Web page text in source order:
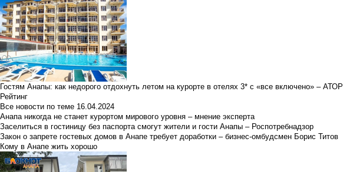
Гостям Анапы: как недорого отдохнуть летом на курорте в отелях 3* с «все включено» – АТОР
Рейтинг
Все новости по теме 16.04.2024
Анапа никогда не станет курортом мирового уровня – мнение эксперта
Заселиться в гостиницу без паспорта смогут жители и гости Анапы – Роспотребнадзор
Закон о запрете гостевых домов в Анапе требует доработки – бизнес-омбудсмен Борис Титов
Кому в Анапе жить хорошо